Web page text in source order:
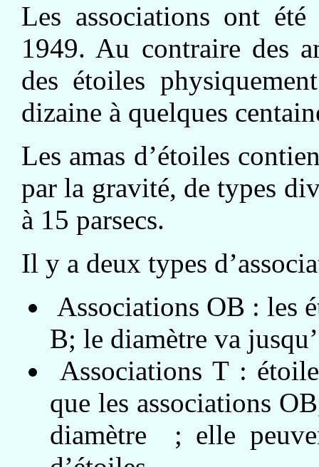
Les associations ont
1949. Au contraire des
des étoiles
dizaine à quelques
Les amas d’étoiles
par la gravité, de types
à 15 parsecs.
Il y a deux types
Associations OB : les
B; le diamètre va
Associations T :
que les associations
diamètre ; elle